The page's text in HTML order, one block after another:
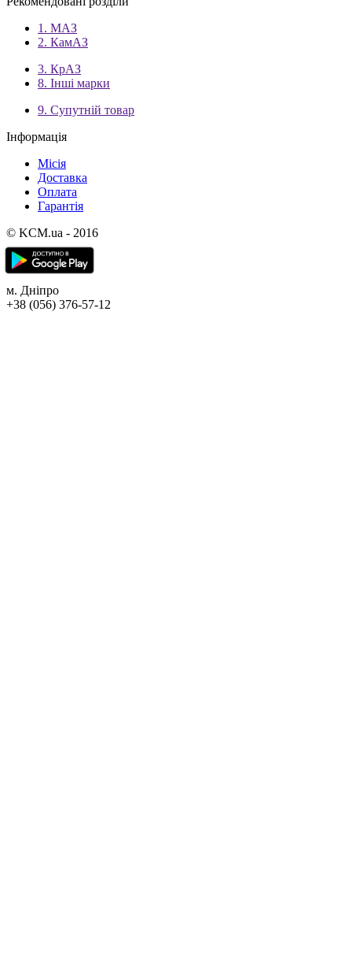
1. МАЗ
2. КамАЗ
3. КрАЗ
8. Інші марки
9. Супутній товар
Інформація
Місія
Доставка
Оплата
Гарантія
© KCM.ua - 2016
м. Дніпро
+38 (056) 376-57-12